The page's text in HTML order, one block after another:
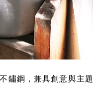
鏽鋼，兼具創意與主題